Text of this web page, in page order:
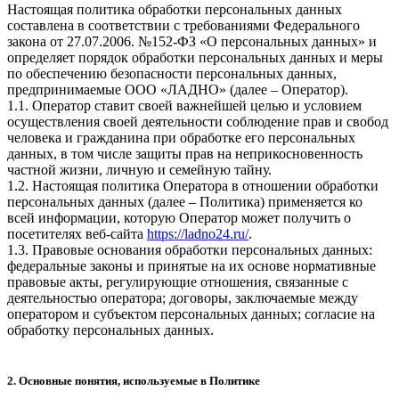
Настоящая политика обработки персональных данных
составлена в соответствии с требованиями Федерального
закона от 27.07.2006. №152-ФЗ «О персональных данных» и
определяет порядок обработки персональных данных и меры
по обеспечению безопасности персональных данных,
предпринимаемые ООО «ЛАДНО» (далее – Оператор).
1.1. Оператор ставит своей важнейшей целью и условием
осуществления своей деятельности соблюдение прав и свобод
человека и гражданина при обработке его персональных
данных, в том числе защиты прав на неприкосновенность
частной жизни, личную и семейную тайну.
1.2. Настоящая политика Оператора в отношении обработки
персональных данных (далее – Политика) применяется ко
всей информации, которую Оператор может получить о
посетителях веб-сайта https://ladno24.ru/.
1.3. Правовые основания обработки персональных данных:
федеральные законы и принятые на их основе нормативные
правовые акты, регулирующие отношения, связанные с
деятельностью оператора; договоры, заключаемые между
оператором и субъектом персональных данных; согласие на
обработку персональных данных.
2. Основные понятия, используемые в Политике